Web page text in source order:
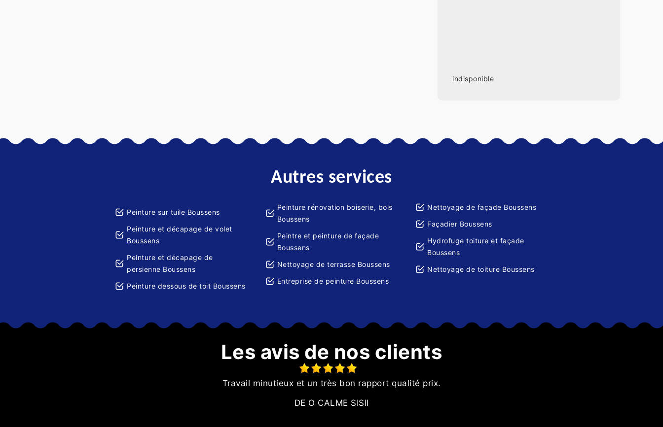
indisponible
Autres services
Peinture sur tuile Boussens
Peinture et décapage de volet
Boussens
Peinture et décapage de
persienne Boussens
Peinture dessous de toit Boussens
Peinture rénovation boiserie, bois
Boussens
Peintre et peinture de façade
Boussens
Nettoyage de terrasse Boussens
Entreprise de peinture Boussens
Nettoyage de façade Boussens
Façadier Boussens
Hydrofuge toiture et façade
Boussens
Nettoyage de toiture Boussens
Les avis de nos clients
Travail minutieux et un très bon rapport qualité prix.
DE O CALME SISII